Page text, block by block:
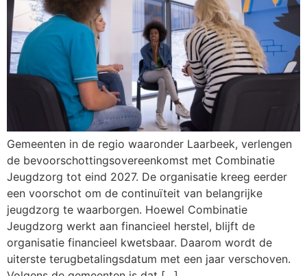
Gemeenten in de regio waaronder Laarbeek, verlengen
de bevoorschottingsovereenkomst met Combinatie
Jeugdzorg tot eind 2027. De organisatie kreeg eerder
een voorschot om de continuïteit van belangrijke
jeugdzorg te waarborgen. Hoewel Combinatie
Jeugdzorg werkt aan financieel herstel, blijft de
organisatie financieel kwetsbaar. Daarom wordt de
uiterste terugbetalingsdatum met een jaar verschoven.